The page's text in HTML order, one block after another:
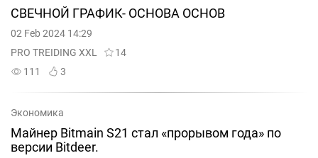
СВЕЧНОЙ ГРАФИК- ОСНОВА ОСНОВ
02 Feb 2024 14:29
PRO TREIDING XXL
14
111
3
Экономика
Майнер Bitmain S21 стал «прорывом года» по
версии Bitdeer.